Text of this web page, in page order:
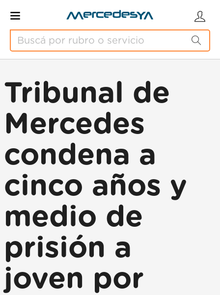
Tribunal de
Mercedes
condena a
cinco años y
medio de
prisión a
joven por